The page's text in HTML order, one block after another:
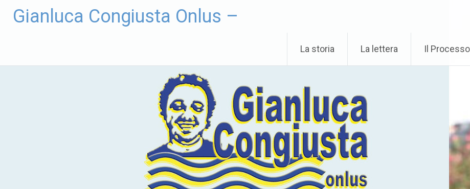
Gianluca Congiusta Onlus –
La storia La lettera Il Processo